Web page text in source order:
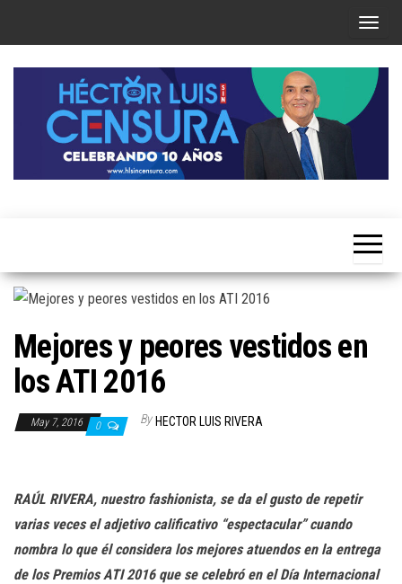
T
g
n
i
g
Mejores y peores vestidos en
los ATI 2016
May 7, 2016 0 By HECTOR LUIS RIVERA
RAÚL RIVERA, nuestro fashionista, se da el gusto de repetir
varias veces el adjetivo calificativo “espectacular” cuando
nombra lo que él considera los mejores atuendos en la entrega
de los Premios ATI 2016 que se celebró en el Día Internacional